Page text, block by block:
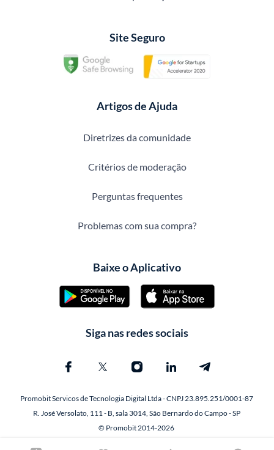
Site Seguro
Artigos de Ajuda
Diretrizes da comunidade
Critérios de moderação
Perguntas frequentes
Problemas com sua compra?
Baixe o Aplicativo
Siga nas redes sociais
Promobit Servicos de Tecnologia Digital Ltda - CNPJ 23.895.251/0001-87
R. José Versolato, 111 - B, sala 3014, São Bernardo do Campo - SP
© Promobit 2014-2026